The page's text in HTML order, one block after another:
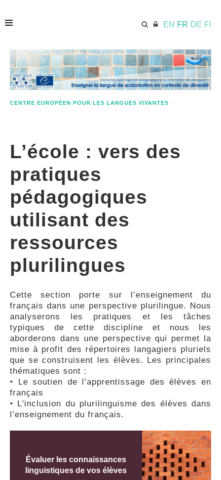
EN FR DE FI
ACCUEIL
MATÉRIELS PÉDAGOGIES
RESSOURCES SUPPLÉMENTAIRES
CENTRE EUROPÉEN POUR LES LANGUES VIVANTES
L’école : vers des
pratiques
pédagogiques
utilisant des
ressources
plurilingues
Cette section porte sur l’enseignement du
français dans une perspective plurilingue. Nous
analyserons les pratiques et les tâches
typiques de cette discipline et nous les
aborderons dans une perspective qui permet la
mise à profit des répertoires langagiers pluriels
que se construisent les élèves. Les principales
thématiques sont :
• Le soutien de l’apprentissage des élèves en
français
•
L'inclusion du plurilinguisme des élèves dans
l’enseignement du français.
Évaluer les connaissances
linguistiques de vos élèves